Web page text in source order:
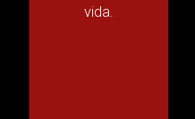
vida.